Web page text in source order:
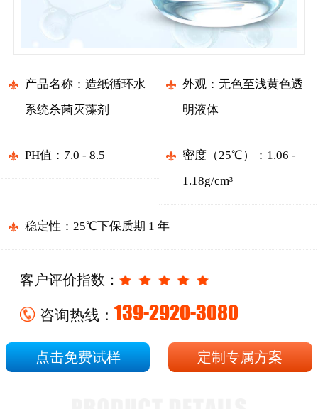
产品名称：造纸循环水
系统杀菌灭藻剂
外观：无色至浅黄色透
明液体
PH值：7.0 - 8.5
密度（25℃）：1.06 -
1.18g/cm³
稳定性：25℃下保质期 1 年
客户评价指数：
咨询热线： 139-2920-3080
点击免费试样 定制专属方案